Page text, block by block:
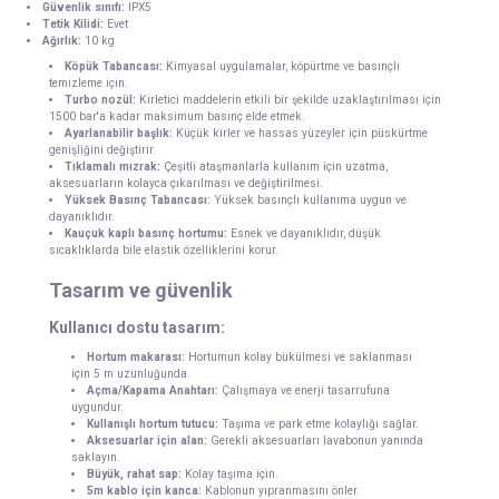
Üfleme Makinesi
Güvenlik sınıfı:
IPX5
Tetik Kilidi: Evet
Ağırlık: 10 kg
Köpük Tabancası: Kimyasal uygulamalar, köpürtme ve basınçlı
temizleme için.
Turbo nozül: Kirletici maddelerin etkili bir şekilde uzaklaştırılması için
1500 bar'a kadar maksimum basınç elde etmek.
Ayarlanabilir başlık: Küçük kirler ve hassas yüzeyler için püskürtme
genişliğini değiştirir.
Tıklamalı mızrak: Çeşitli ataşmanlarla kullanım için uzatma,
aksesuarların kolayca çıkarılması ve değiştirilmesi.
Yüksek Basınç Tabancası: Yüksek basınçlı kullanıma uygun ve
dayanıklıdır.
Kauçuk kaplı basınç hortumu: Esnek ve dayanıklıdır, düşük
sıcaklıklarda bile elastik özelliklerini korur.
Tasarım ve güvenlik
Kullanıcı dostu tasarım:
Hortum makarası: Hortumun kolay bükülmesi ve saklanması
için 5 m uzunluğunda.
Açma/Kapama Anahtarı: Çalışmaya ve enerji tasarrufuna
uygundur.
Kullanışlı hortum tutucu: Taşıma ve park etme kolaylığı sağlar.
Aksesuarlar için alan: Gerekli aksesuarları lavabonun yanında
saklayın.
Büyük, rahat sap: Kolay taşıma için.
5m kablo için kanca: Kablonun yıpranmasını önler.